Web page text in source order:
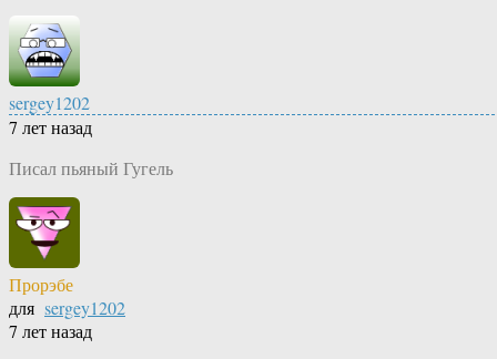
sergey1202
7 лет назад
Писал пьяный Гугель
Прорэбе
для sergey1202
7 лет назад